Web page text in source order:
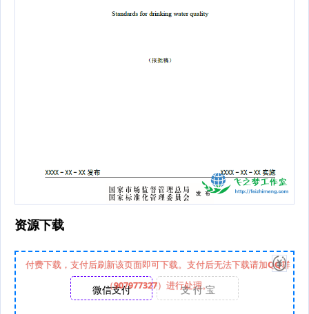
资源下载
微信支付 支 付 宝
付费下载，支付后刷新该页面即可下载。支付后无法下载请加QQ群
（907977327）进行处理。